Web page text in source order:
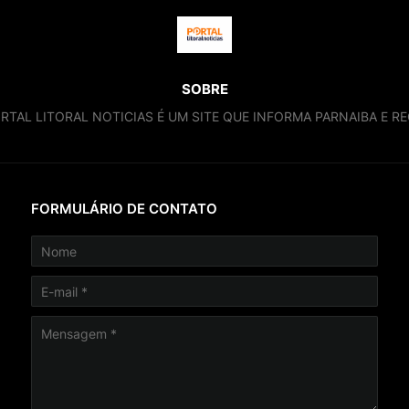
SOBRE
LITORAL NOTICIAS É UM SITE QUE INFORMA PARNAIBA E
FORMULÁRIO DE CONTATO